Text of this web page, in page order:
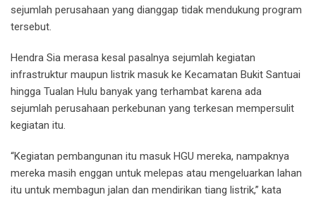
sejumlah perusahaan yang dianggap tidak mendukung program
tersebut.
Hendra Sia merasa kesal pasalnya sejumlah kegiatan
infrastruktur maupun listrik masuk ke Kecamatan Bukit Santuai
hingga Tualan Hulu banyak yang terhambat karena ada
sejumlah perusahaan perkebunan yang terkesan mempersulit
kegiatan itu.
“Kegiatan pembangunan itu masuk HGU mereka, nampaknya
mereka masih enggan untuk melepas atau mengeluarkan lahan
itu untuk membagun jalan dan mendirikan tiang listrik,” kata